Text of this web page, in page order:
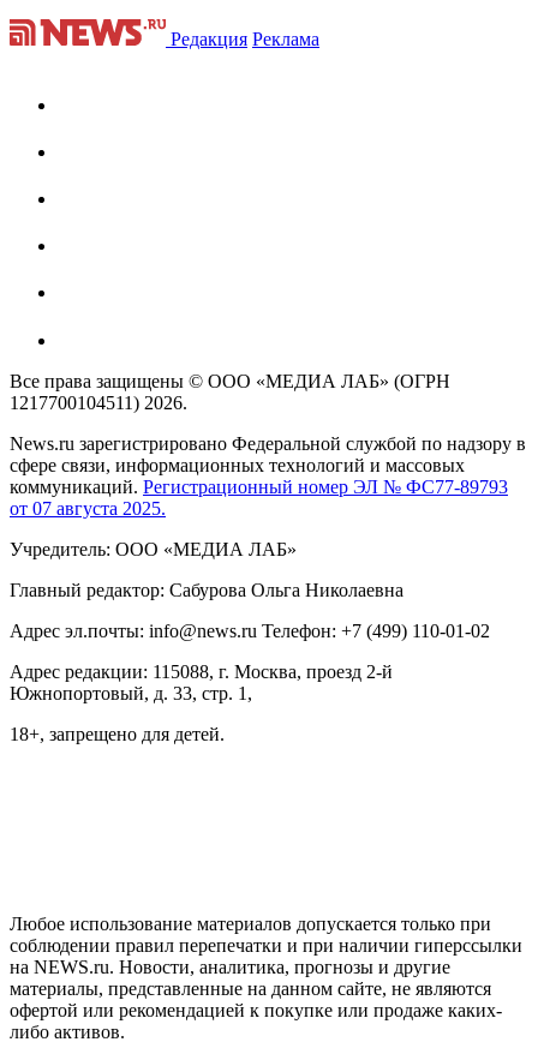
Редакция Реклама
Все права защищены © ООО «МЕДИА ЛАБ» (ОГРН
1217700104511) 2026.
News.ru зарегистрировано Федеральной службой по надзору в
сфере связи, информационных технологий и массовых
коммуникаций. Регистрационный номер ЭЛ № ФС77-89793
от 07 августа 2025.
Учредитель: ООО «МЕДИА ЛАБ»
Главный редактор: Сабурова Ольга Николаевна
Адрес эл.почты: info@news.ru Телефон: +7 (499) 110-01-02
Адрес редакции: 115088, г. Москва, проезд 2-й
Южнопортовый, д. 33, стр. 1,
18+, запрещено для детей.
Любое использование материалов допускается только при
соблюдении правил перепечатки и при наличии гиперссылки
на NEWS.ru. Новости, аналитика, прогнозы и другие
материалы, представленные на данном сайте, не являются
офертой или рекомендацией к покупке или продаже каких-
либо активов.